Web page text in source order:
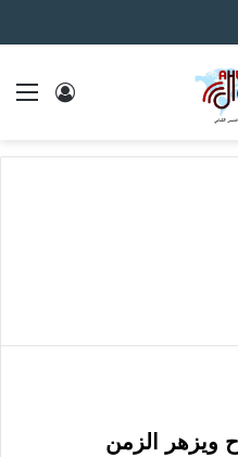
أستقيل مهما حدث
تسجيل
ويزهر الزمن